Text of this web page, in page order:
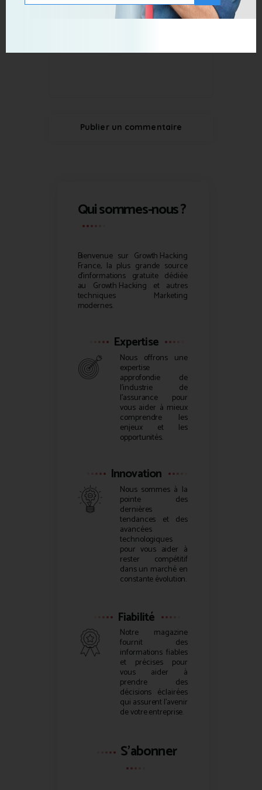
Qui sommes-nous ?
Bienvenue sur Growth Hacking
France, la plus grande source
d’informations gratuite dédiée
au Growth Hacking et autres
techniques Marketing
modernes.
Expertise
Nous offrons une
expertise
approfondie de
l’industrie de
l’assurance pour
vous aider à mieux
comprendre les
enjeux et les
opportunités.
Innovation
Nous sommes à la
pointe des
dernières
tendances et des
avancées
technologiques
pour vous aider à
rester compétitif
dans un marché en
constante évolution.
Fiabilité
Notre magazine
fournit des
informations fiables
et précises pour
vous aider à
prendre des
décisions éclairées
qui assurent l’avenir
de votre entreprise.
S'abonner